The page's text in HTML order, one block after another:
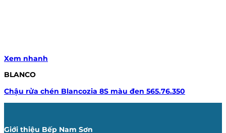
Xem nhanh
BLANCO
Chậu rửa chén Blancozia 8S màu đen 565.76.350
Giới thiệu Bếp Nam Sơn